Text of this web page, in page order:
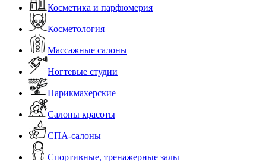
Косметика и парфюмерия
Косметология
Массажные салоны
Ногтевые студии
Парикмахерские
Салоны красоты
СПА-салоны
Спортивные, тренажерные залы